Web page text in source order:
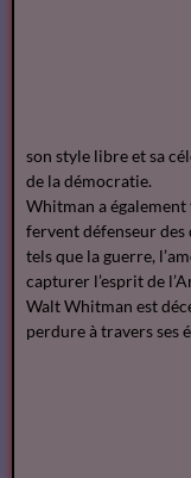
son style libre et sa
de la démocratie.
Whitman a
fervent défenseur des
tels que la guerre,
capturer l’esprit de
Walt Whitman est
perdure à travers ses